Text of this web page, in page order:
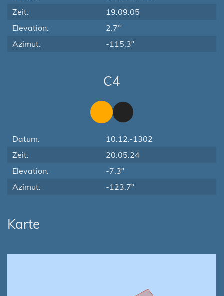
Zeit:
19:09:05
Elevation:
2.7°
Azimut:
-115.3°
C4
Datum:
10.12.-1302
Zeit:
20:05:24
Elevation:
-7.3°
Azimut:
-123.7°
Karte